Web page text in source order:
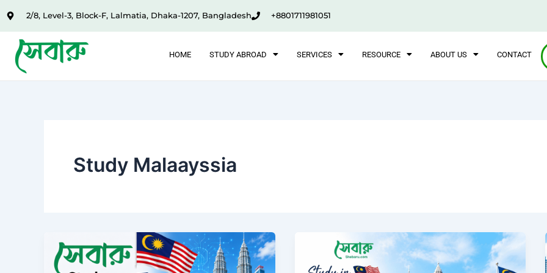
content
2/8, Level-3, Block-F, Lalmatia, Dhaka-1207, Bangladesh +8801711981051
HOME STUDY ABROAD SERVICES RESOURCE ABOUT US CONTACT
Study Malaayssia